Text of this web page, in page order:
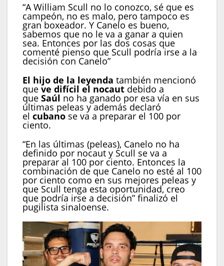
“A William Scull no lo conozco, sé que es
campeón, no es malo, pero tampoco es
gran boxeador. Y Canelo es bueno,
sabemos que no le va a ganar a quien
sea. Entonces por las dos cosas que
comenté pienso que Scull podría irse a la
decisión con Canelo”
El hijo de la leyenda también mencionó
que ve difícil el nocaut debido a
que Saúl no ha ganado por esa vía en sus
últimas peleas y además declaró
el cubano se va a preparar el 100 por
ciento.
“En las últimas (peleas), Canelo no ha
definido por nocaut y Scull se va a
preparar al 100 por ciento. Entonces la
combinación de que Canelo no esté al 100
por ciento como en sus mejores peleas y
que Scull tenga esta oportunidad, creo
que podría irse a decisión” finalizó el
pugilista sinaloense.